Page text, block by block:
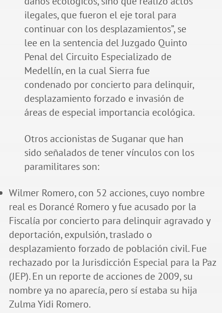
ilegales, que fueron el eje toral para
continuar con los desplazamientos”, se
lee en la sentencia del Juzgado Quinto
Penal del Circuito Especializado de
Medellín, en la cual Sierra fue
condenado por concierto para delinquir,
desplazamiento forzado e invasión de
áreas de especial importancia ecológica.
Otros accionistas de Suganar que han
sido señalados de tener vínculos con los
paramilitares son:
Wilmer Romero, con 52 acciones, cuyo nombre
real es Dorancé Romero y fue acusado por la
Fiscalía por concierto para delinquir agravado y
deportación, expulsión, traslado o
desplazamiento forzado de población civil. Fue
rechazado por la Jurisdicción Especial para la Paz
(JEP). En un reporte de acciones de 2009, su
nombre ya no aparecía, pero sí estaba su hija
Zulma Yidi Romero.